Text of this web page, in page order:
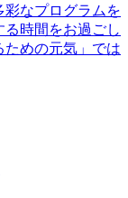
彩なプログラムを
時間をお過ごし
ための元気」では